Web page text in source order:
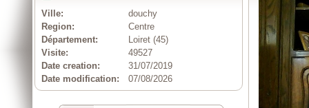
Ville:
douchy
Region:
Centre
Département:
Loiret (45)
Visite:
49527
Date creation:
31/07/2019
Date modification:
07/08/2026